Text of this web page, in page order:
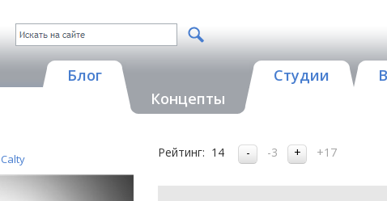
Блог
Концепты
Студии
Calty Рейтинг: 14 -3 +17